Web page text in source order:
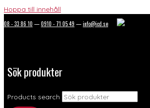
Hoppa till innehåll
08 - 33 86 10 —0910 - 71 05 49 —info@icd.se
Sök produkter
Products search